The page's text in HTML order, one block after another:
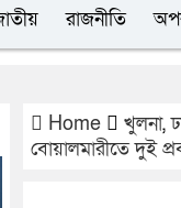
রাজনীতি
Home খুলনা,
বোয়ালমারীতে দুই